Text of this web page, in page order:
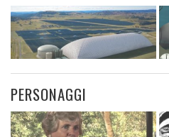
PERSONAGGI